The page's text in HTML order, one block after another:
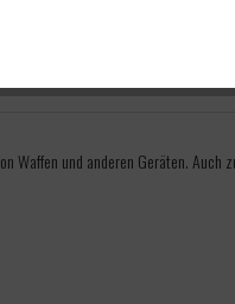
Waffen und anderen Geräten.